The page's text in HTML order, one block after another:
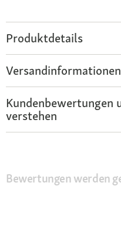
Produktdetails
Versandinformationen
Kundenbewertungen
verstehen
Bewertungen werden